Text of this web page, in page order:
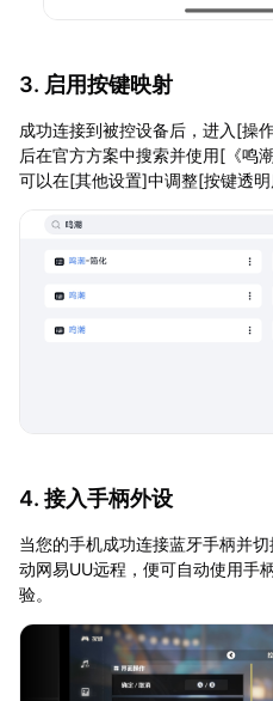
3. 启用按键映射
成功连接到被控设备后，进入[操
后在官方方案中搜索并使用[《鸣
可以在[其他设置]中调整[按键透明
4. 接入手柄外设
当您的手机成功连接蓝牙手柄并
动网易UU远程，便可自动使用手
验。